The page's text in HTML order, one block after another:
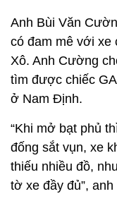
Anh Bùi Văn
có đam mê với xe
Xô. Anh Cường
tìm được chiếc
ở Nam Định.
“Khi mở bạt phủ
đống sắt vụn, xe
thiếu nhiều đồ,
tờ xe đầy đủ”,